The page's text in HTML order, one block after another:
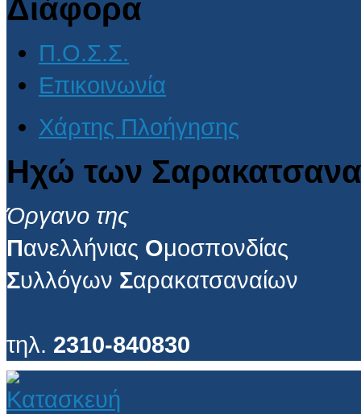
Διάφορα
Π.Ο.Σ.Σ.
Επικοινωνία
Χάρτης Πλοήγησης
Ηχώ των
Όργανο της
Πανελλήνιας Ομοσπονδίας
Συλλόγων Σαρακατσαναίων
τηλ. 2310-840830